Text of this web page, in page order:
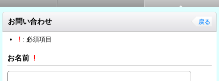
お問い合わせ 戻る
! : 必須項目
お名前 !